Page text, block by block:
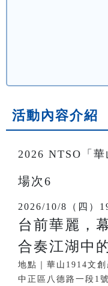
活動內容介紹
2026 NTSO「華
場次6
2026/10/8（四）
台前華麗，
合奏江湖中
地點｜華山1914文
中正區八德路一段1號